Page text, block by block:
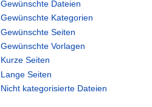
Gewünschte Dateien
Gewünschte Kategorien
Gewünschte Seiten
Gewünschte Vorlagen
Kurze Seiten
Lange Seiten
Nicht kategorisierte Dateien